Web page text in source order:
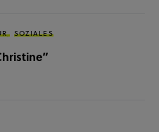
SOZIALES